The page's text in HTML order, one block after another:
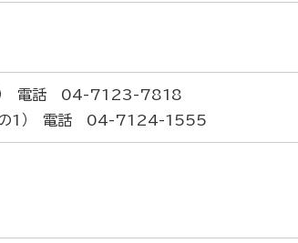
1） 電話 04-7123-7818
地の1） 電話 04-7124-1555